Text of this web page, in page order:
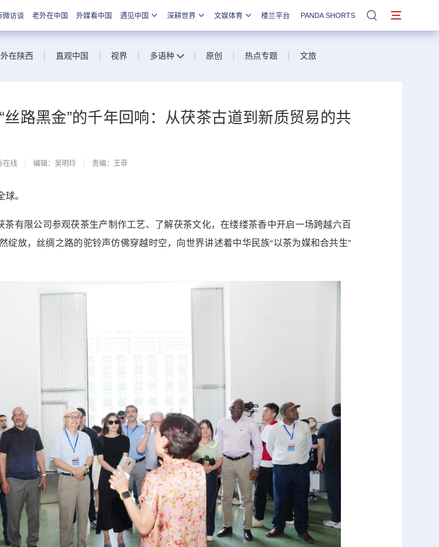
微访谈 老外在中国 外媒看中国 遇见中国 深耕世界 文娱体育 楼兰平台 PANDA SHORTS 站内搜索
在陕西 直观中国 视界 多语种 原创 热点专题 文旅
丝路黑金”的千年回响：从茯茶古道到新质贸易的共
在线 编辑：吴明玲 责编：王菲
。
限公司参观茯茶生产制作工艺、了解茯茶文化，在缕缕茶香中开启一场跨越六百
绽放，丝绸之路的驼铃声仿佛穿越时空，向世界讲述着中华民族“以茶为媒和合共生”